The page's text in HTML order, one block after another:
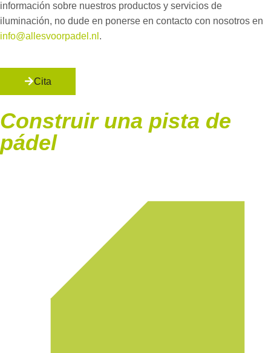
información sobre nuestros productos y servicios de
iluminación, no dude en ponerse en contacto con nosotros en
info@allesvoorpadel.nl .
Cita
Construir una pista de
pádel